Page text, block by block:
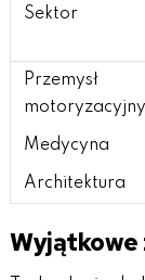
Sektor
Przemysł
motoryzacyjny
Medycyna
Architektura
Wyjątkowe